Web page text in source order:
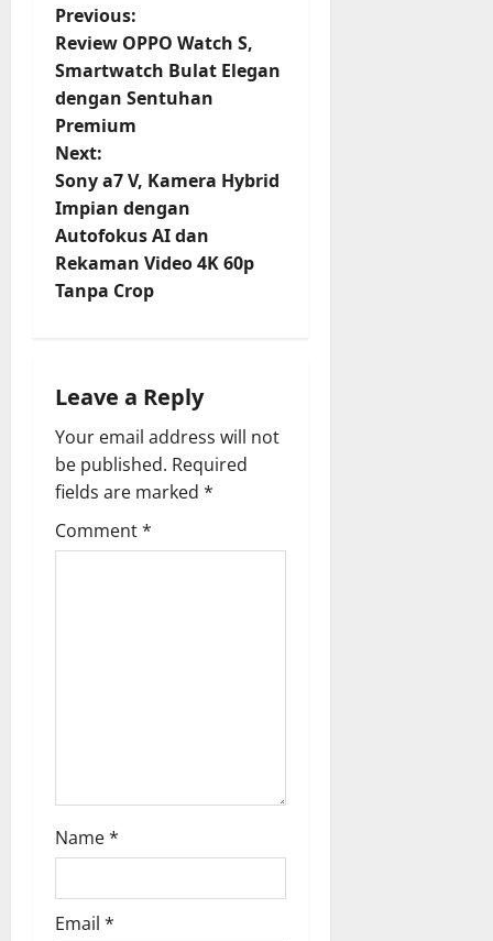
P
o
s
t
n
a
v
g
a
t
i
Previous:
Review OPPO Watch S,
Smartwatch Bulat Elegan
dengan Sentuhan
Premium
Next:
Sony a7 V, Kamera Hybrid
Impian dengan
Autofokus AI dan
Rekaman Video 4K 60p
Tanpa Crop
Leave a Reply
Your email address will not
be published. Required
fields are marked *
Comment*
Name*
Email *